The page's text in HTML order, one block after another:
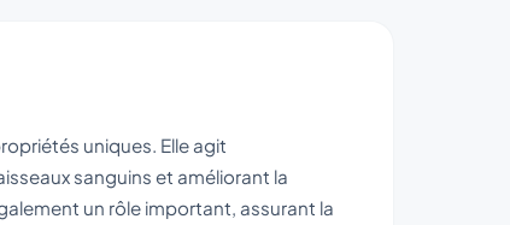
uniques. Elle agit
sanguins et améliorant la
un rôle important, assurant la